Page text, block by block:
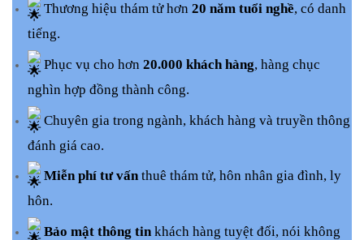
Thương hiệu thám tử hơn 20 năm tuổi nghề, có danh
tiếng.
Phục vụ cho hơn 20.000 khách hàng, hàng chục
nghìn hợp đồng thành công.
Chuyên gia trong ngành, khách hàng và truyền thông
đánh giá cao.
Miễn phí tư vấnthuê thám tử, hôn nhân gia đình, ly
hôn.
Bảo mật thông tinkhách hàng tuyệt đối, nói không